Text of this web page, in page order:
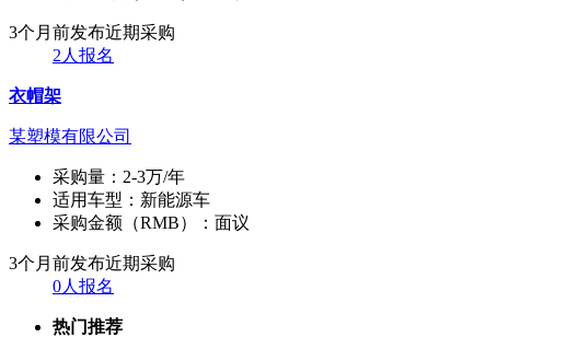
3个月前发布近期采购
2人报名
衣帽架
某塑模有限公司
采购量： 2-3万/年
适用车型： 新能源车
采购金额（RMB）： 面议
3个月前发布近期采购
0人报名
热门推荐